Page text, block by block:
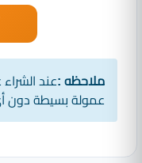
ملاحظه :عند
عمولة بسيطة دون